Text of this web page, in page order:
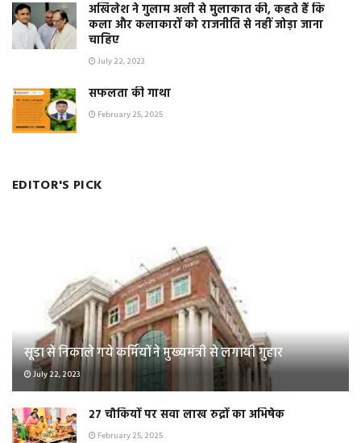
अखिलेश ने गुलाम अली से मुलाकात की, कहते हैं कि
कला और कलाकारों को राजनीति से नहीं जोड़ा जाना
चाहिए
July 22, 2023
सफलता की गाथा
February 25, 2025
EDITOR'S PICK
सूडा से निकाले गये कर्मियों ने मुख्यमंत्री से लगायी गुहार
July 22, 2023
२७ चौकियों पर सवा लाख रुद्रों का अभिषेक
February 25, 2025